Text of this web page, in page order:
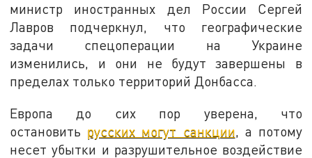
министр иностранных дел России Сергей
Лавров подчеркнул, что географические
задачи спецоперации на Украине
изменились, и они не будут завершены в
пределах только территорий Донбасса.
Европа до сих пор уверена, что
остановить русских могут санкции, а потому
несет убытки и разрушительное воздействие